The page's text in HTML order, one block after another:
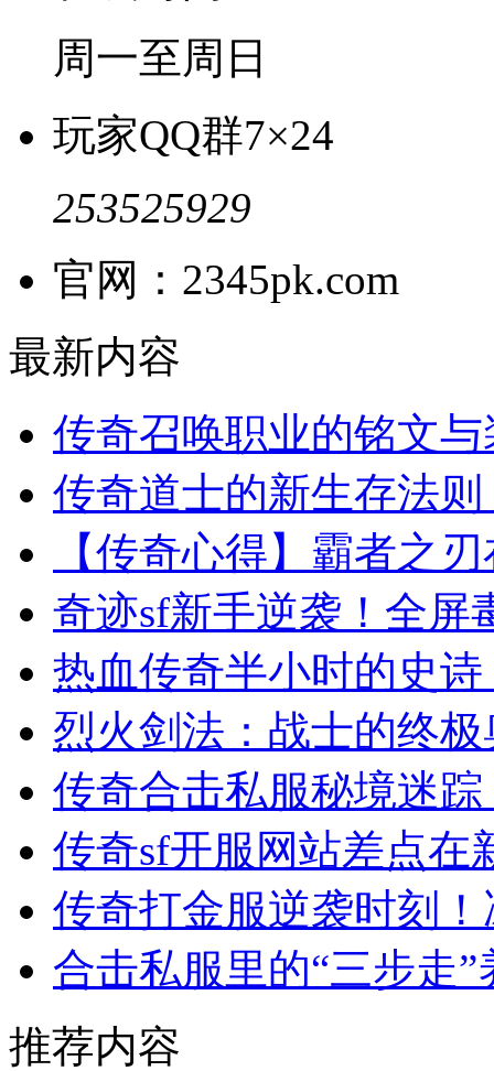
周一至周日
玩家QQ群7×24
253525929
官网：2345pk.com
最新内容
传奇召唤职业的铭文
传奇道士的新生存法
【传奇心得】霸者之
奇迹sf新手逆袭！全屏
热血传奇半小时的史
烈火剑法：战士的终
传奇合击私服秘境迷踪
传奇sf开服网站差点在
传奇打金服逆袭时刻！
合击私服里的“三步走
推荐内容